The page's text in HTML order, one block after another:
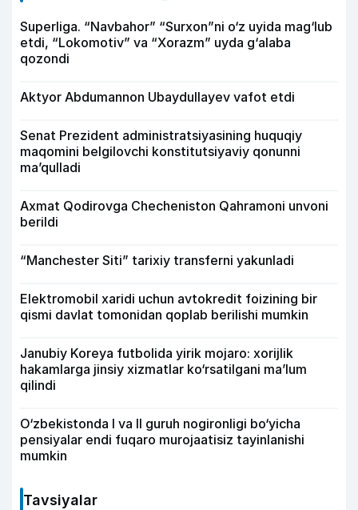
Superliga. “Navbahor” “Surxon”ni o‘z uyida mag‘lub
etdi, “Lokomotiv” va “Xorazm” uyda g‘alaba
qozondi
Aktyor Abdu­mannon Ubaydullayev vafot etdi
Senat Prezident administratsiyasining huquqiy
maqomini belgilovchi konstitutsiyaviy qonunni
ma’qulladi
Axmat Qodirovga Checheniston Qahramoni unvoni
berildi
“Manchester Siti” tarixiy transferni yakunladi
Elektromobil xaridi uchun avtokredit foizining bir
qismi davlat tomonidan qoplab berilishi mumkin
Janubiy Koreya futbolida yirik mojaro: xorijlik
hakamlarga jinsiy xizmatlar ko‘rsatilgani ma’lum
qilindi
O‘zbekistonda I va II guruh nogironligi bo‘yicha
pensiyalar endi fuqaro murojaatisiz tayinlanishi
mumkin
Tavsiyalar